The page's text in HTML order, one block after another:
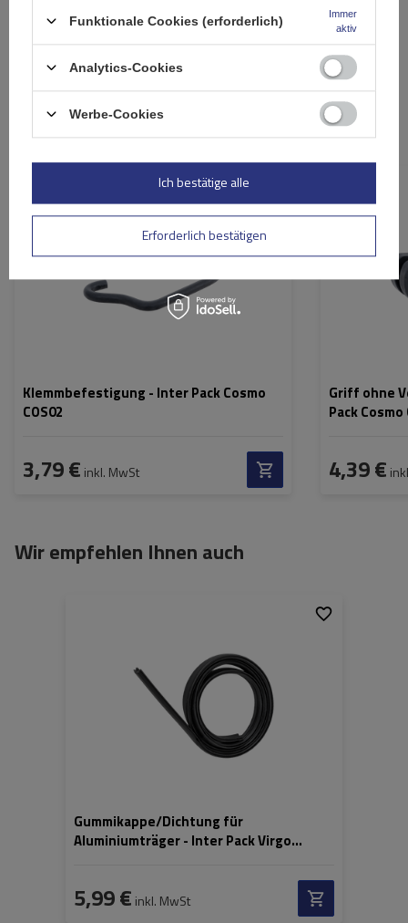
Bewertung abschicken
Ähnliche Produkte
Klemmbefestigung - Inter Pack Cosmo
COS02
3,79 € inkl. MwSt
Griff ohne
Pack Cosmo
4,39 €
Wir empfehlen Ihnen auch
Gummikappe/Dichtung für
Aluminiumträger - Inter Pack Virgo
5,99 € inkl. MwSt
Funktionale Cookies (erforderlich)
Immer
aktiv
Analytics-Cookies
Werbe-Cookies
Erforderlich bestätigen
Ich bestätige alle